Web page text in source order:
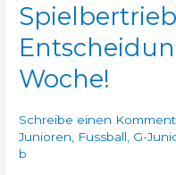
Woche!
Schreibe einen
Junioren
Fussball G-
b